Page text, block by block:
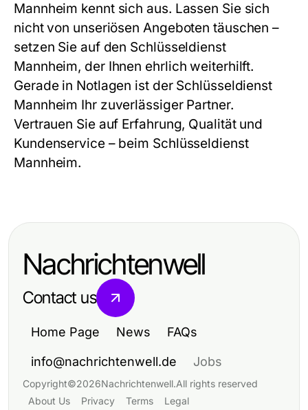
Mannheim kennt sich aus. Lassen Sie sich
nicht von unseriösen Angeboten täuschen –
setzen Sie auf den Schlüsseldienst
Mannheim, der Ihnen ehrlich weiterhilft.
Gerade in Notlagen ist der Schlüsseldienst
Mannheim Ihr zuverlässiger Partner.
Vertrauen Sie auf Erfahrung, Qualität und
Kundenservice – beim Schlüsseldienst
Mannheim.
Nachrichtenwell
Contact us
Home Page News FAQs
info@nachrichtenwell.de Jobs
Copyright©2026Nachrichtenwell.All rights reserved
About Us
Privacy Terms Legal